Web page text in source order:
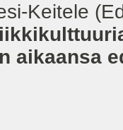
Keitele
aikaansa